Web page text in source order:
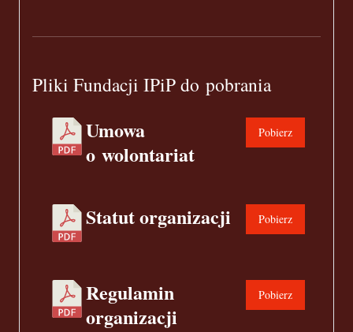
Pliki Fundacji IPiP do pobrania
Umowa
o wolontariat
Pobierz
Statut organizacji Pobierz
Regulamin
organizacji
Pobierz